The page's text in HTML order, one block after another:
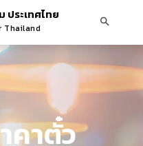
ระเทศไทย
Thailand
คาตั๋ว